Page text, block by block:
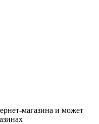
магазина и может